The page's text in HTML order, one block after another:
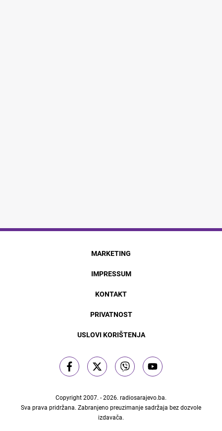
MARKETING
IMPRESSUM
KONTAKT
PRIVATNOST
USLOVI KORIŠTENJA
Copyright 2007. - 2026. radiosarajevo.ba.
Sva prava pridržana. Zabranjeno preuzimanje sadržaja bez dozvole
izdavača.